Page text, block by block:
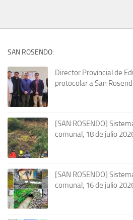
SAN ROSENDO:
Director Provincial de
protocolar a San
[SAN ROSENDO]
comunal, 18 de julio
[SAN ROSENDO]
comunal, 16 de julio